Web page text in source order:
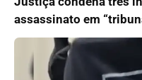
assassinato em